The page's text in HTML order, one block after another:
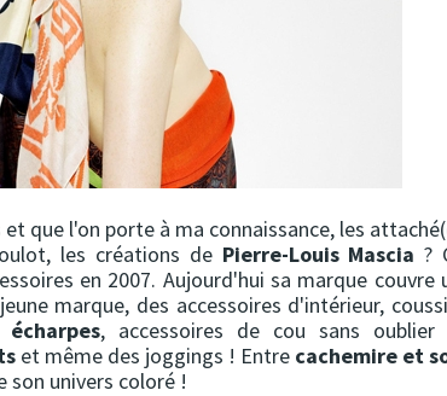
que l'on porte à ma connaissance, les
les créations de Pierre-Louis Mascia ?
en 2007. Aujourd'hui sa marque couvre
marque, des accessoires d'intérieur,
écharpes, accessoires de cou sans oublier
et même des joggings ! Entre cachemire et
son univers coloré !